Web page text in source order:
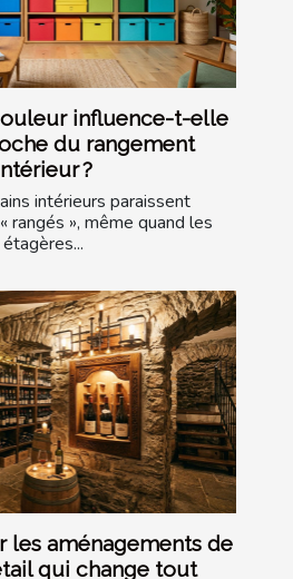
influence-t-elle
du rangement
?
intérieurs paraissent
rangés », même quand les
étagères...
les aménagements de
qui change tout